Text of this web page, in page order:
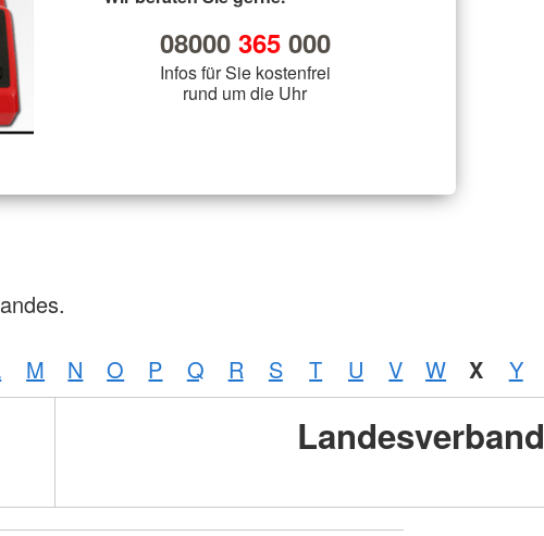
08000 365000
Infos für Sie kostenfrei
rund um die Uhr
M N O P Q R S T U V W X Y
Landesverband